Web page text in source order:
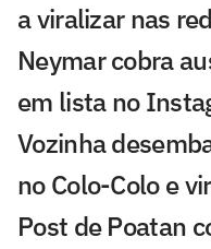
a viralizar nas
Neymar cobra
em lista no
Vozinha
no Colo-Colo e
Post de Poatan